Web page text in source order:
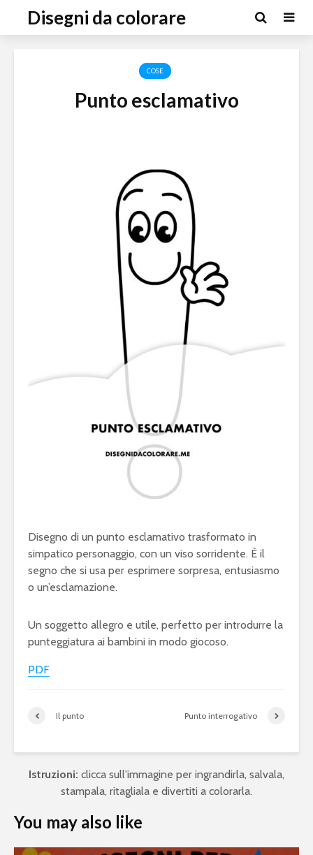
Disegni da colorare
COSE
Punto esclamativo
Disegno di un punto esclamativo trasformato in
simpatico personaggio, con un viso sorridente. È il
segno che si usa per esprimere sorpresa, entusiasmo
o un’esclamazione.
Un soggetto allegro e utile, perfetto per introdurre la
punteggiatura ai bambini in modo giocoso.
PDF
Il punto Punto interrogativo
Istruzioni: clicca sull'immagine per ingrandirla, salvala,
stampala, ritagliala e divertiti a colorarla.
You may also like